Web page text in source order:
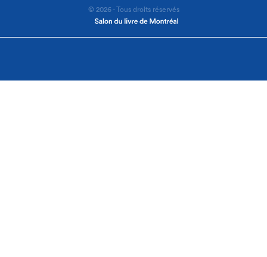
© 2026 - Tous droits réservés